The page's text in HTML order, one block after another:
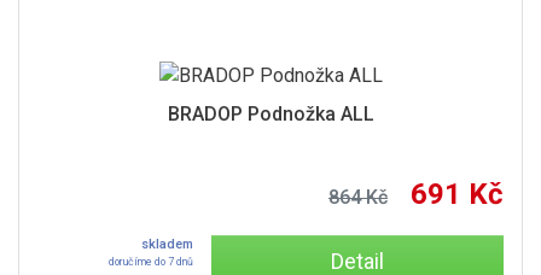
BRADOP Podnožka ALL
864 Kč 691 Kč
skladem
doručíme do 7 dnů Detail